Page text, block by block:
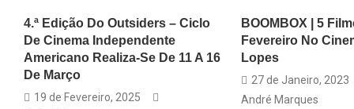
4.ª Edição Do Outsiders – Ciclo
De Cinema Independente
Americano Realiza-Se De 11 A 16
De Março
19 de Fevereiro, 2025
BOOMBOX | 5
Fevereiro No
Lopes
27 de Janeiro, 2023
André Marques